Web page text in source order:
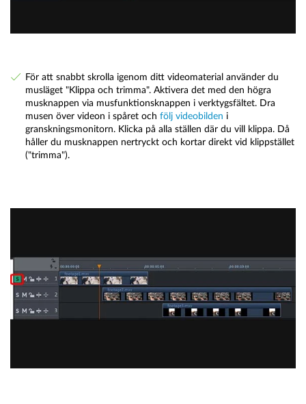
För att snabbt skrolla igenom ditt videomaterial använder du
musläget "Klippa och trimma". Aktivera det med den högra
musknappen via musfunktionsknappen i verktygsfältet. Dra
musen över videon i spåret och följ videobilden i
granskningsmonitorn. Klicka på alla ställen där du vill klippa. Då
håller du musknappen nertryckt och kortar direkt vid klippstället
("trimma").